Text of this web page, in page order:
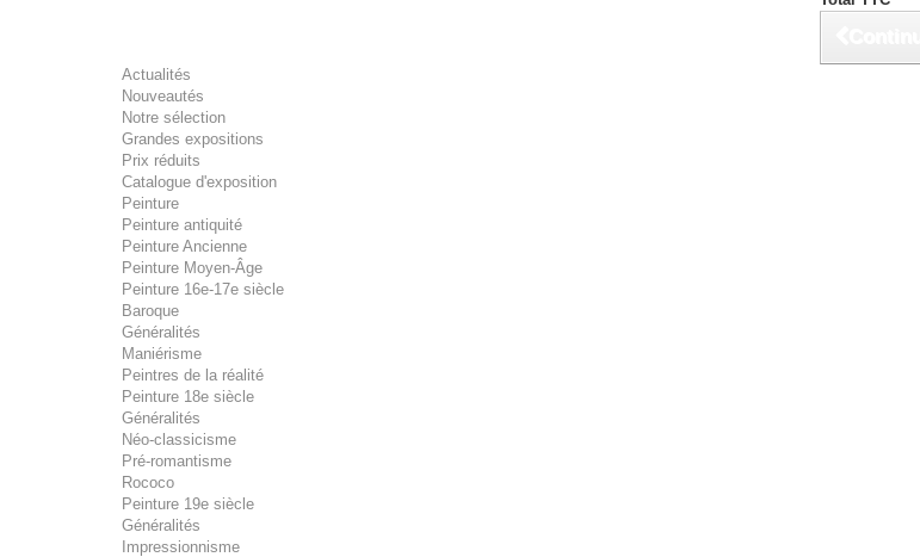
Actualités
Nouveautés
Notre sélection
Grandes expositions
Prix réduits
Catalogue d'exposition
Peinture
Peinture antiquité
Peinture Ancienne
Peinture Moyen-Âge
Peinture 16e-17e siècle
Baroque
Généralités
Maniérisme
Peintres de la réalité
Peinture 18e siècle
Généralités
Néo-classicisme
Pré-romantisme
Rococo
Peinture 19e siècle
Généralités
Impressionnisme